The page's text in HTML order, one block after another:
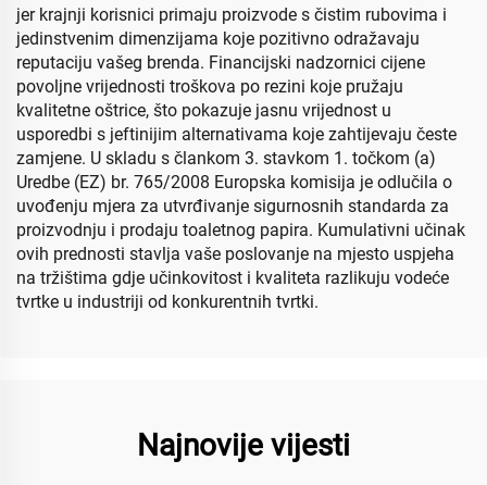
jer krajnji korisnici primaju proizvode s čistim rubovima i
jedinstvenim dimenzijama koje pozitivno odražavaju
reputaciju vašeg brenda. Financijski nadzornici cijene
povoljne vrijednosti troškova po rezini koje pružaju
kvalitetne oštrice, što pokazuje jasnu vrijednost u
usporedbi s jeftinijim alternativama koje zahtijevaju česte
zamjene. U skladu s člankom 3. stavkom 1. točkom (a)
Uredbe (EZ) br. 765/2008 Europska komisija je odlučila o
uvođenju mjera za utvrđivanje sigurnosnih standarda za
proizvodnju i prodaju toaletnog papira. Kumulativni učinak
ovih prednosti stavlja vaše poslovanje na mjesto uspjeha
na tržištima gdje učinkovitost i kvaliteta razlikuju vodeće
tvrtke u industriji od konkurentnih tvrtki.
Najnovije vijesti